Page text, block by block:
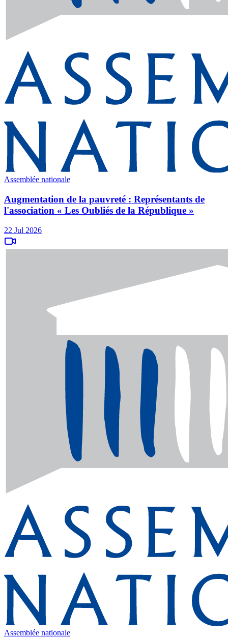
Assemblée nationale
Augmentation de la pauvreté : Représentants de
l'association « Les Oubliés de la République »
22 Jul 2026
Assemblée nationale